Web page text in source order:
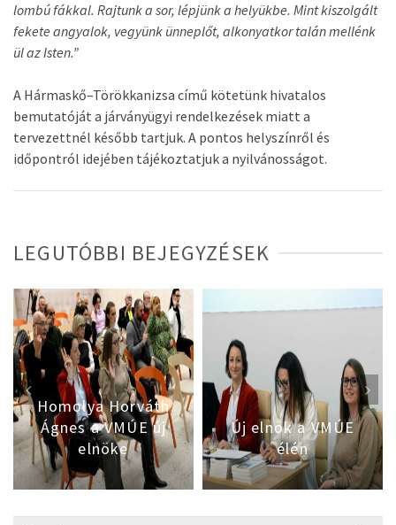
lombú fákkal. Rajtunk a sor, lépjünk a helyükbe. Mint kiszolgált
fekete angyalok, vegyünk ünneplőt, alkonyatkor talán mellénk
ül az Isten.”
A Hármaskő–Törökkanizsa című kötetünk hivatalos
bemutatóját a járványügyi rendelkezések miatt a
tervezettnél később tartjuk. A pontos helyszínről és
időpontról idejében tájékoztatjuk a nyilvánosságot.
LEGUTÓBBI BEJEGYZÉSEK
Homolya Horváth
Ágnes a VMÚE új
elnöke
Új elnök a VMÚE
élén